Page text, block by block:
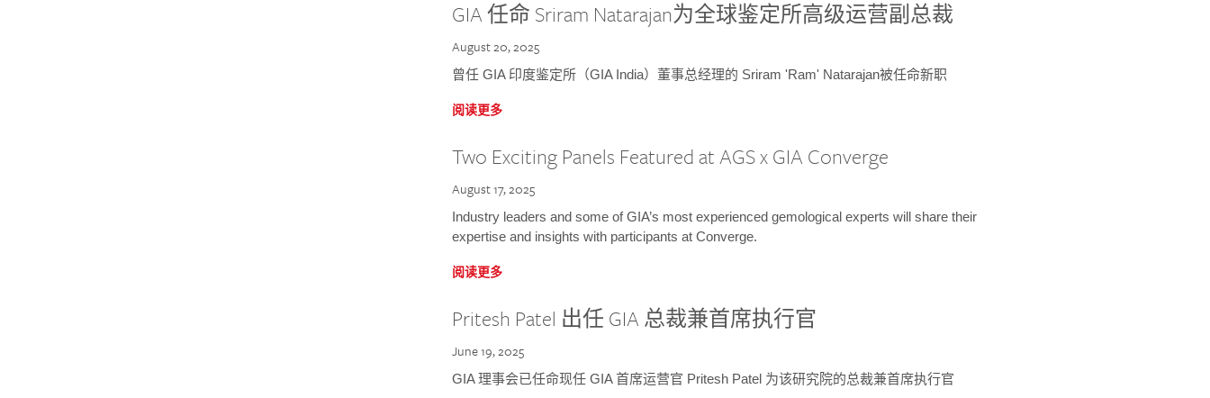
GIA 任命 Sriram Natarajan为全球鉴定所高级运营副总裁
August 20, 2025
曾任 GIA 印度鉴定所（GIA India）董事总经理的 Sriram 'Ram' Natarajan被任命新职
阅读更多
Two Exciting Panels Featured at AGS x GIA Converge
August 17, 2025
Industry leaders and some of GIA’s most experienced gemological experts will share their
expertise and insights with participants at Converge.
阅读更多
Pritesh Patel 出任 GIA 总裁兼首席执行官
June 19, 2025
GIA 理事会已任命现任 GIA 首席运营官 Pritesh Patel 为该研究院的总裁兼首席执行官